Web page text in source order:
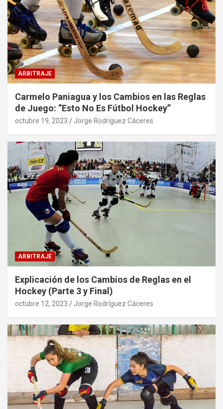
ARBITRAJE
Carmelo Paniagua y los Cambios en las Reglas
de Juego: “Esto No Es Fútbol Hockey”
octubre 19, 2023 Jorge Rodríguez Cáceres
ARBITRAJE
Explicación de los Cambios de Reglas en el
Hockey (Parte 3 y Final)
octubre 12, 2023 Jorge Rodríguez Cáceres